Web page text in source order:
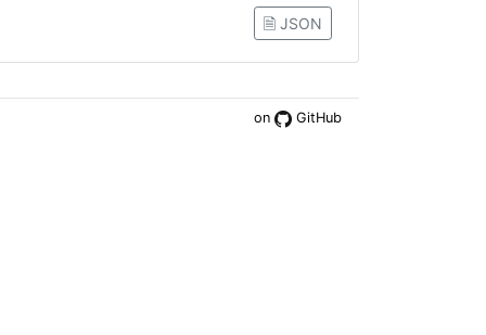
🗎 JSON
on GitHub